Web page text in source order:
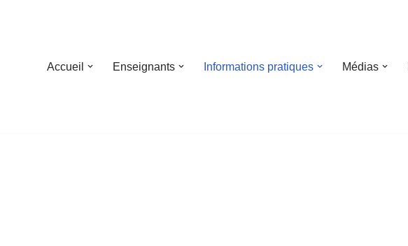
Accueil Enseignants Informations pratiques Médias